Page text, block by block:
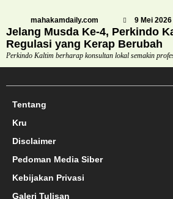
mahakamdaily.com 9 Mei 2026
Jelang Musda Ke-4, Perkindo
Regulasi yang Kerap Berubah
Perkindo Kaltim berharap konsultan lokal semakin
Tentang
Kru
Disclaimer
Pedoman Media Siber
Kebijakan Privasi
Galeri Tulisan